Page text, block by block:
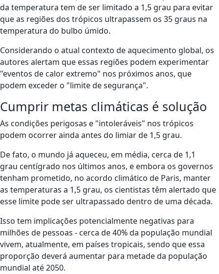
da temperatura tem de ser limitado a 1,5 grau para evitar
que as regiões dos trópicos ultrapassem os 35 graus na
temperatura do bulbo úmido.
Considerando o atual contexto de aquecimento global, os
autores alertam que essas regiões podem experimentar
"eventos de calor extremo" nos próximos anos, que
podem exceder o "limite de segurança".
Cumprir metas climáticas é solução
As condições perigosas e "intoleráveis" nos trópicos
podem ocorrer ainda antes do limiar de 1,5 grau.
De fato, o mundo já aqueceu, em média, cerca de 1,1
grau centígrado nos últimos anos, e embora os governos
tenham prometido, no acordo climático de Paris, manter
as temperaturas a 1,5 grau, os cientistas têm alertado que
esse limite pode ser ultrapassado dentro de uma década.
Isso tem implicações potencialmente negativas para
milhões de pessoas - cerca de 40% da população mundial
vivem, atualmente, em países tropicais, sendo que essa
proporção deverá aumentar para metade da população
mundial até 2050.